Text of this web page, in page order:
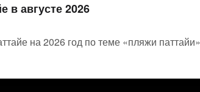
в августе 2026
на 2026 год по теме «пляжи